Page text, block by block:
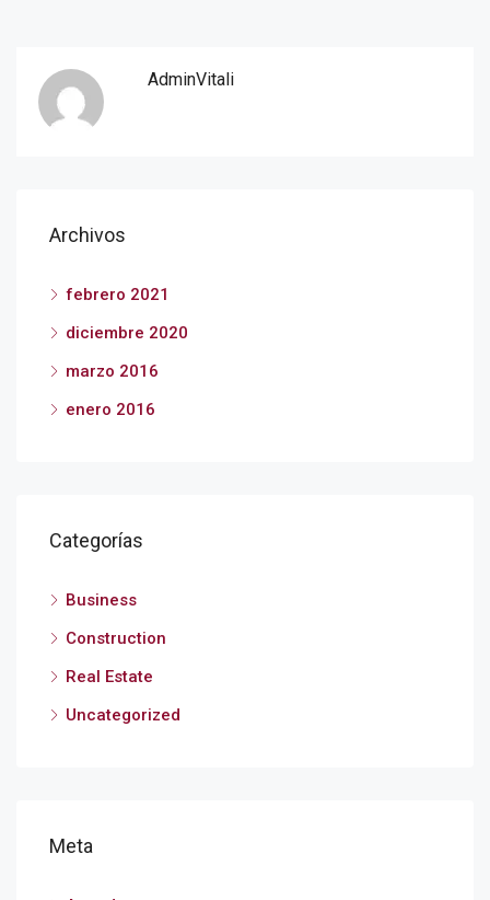
AdminVitali
Archivos
febrero 2021
diciembre 2020
marzo 2016
enero 2016
Categorías
Business
Construction
Real Estate
Uncategorized
Meta